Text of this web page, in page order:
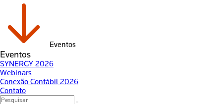
Eventos
Eventos
SYNERGY 2026
Webinars
Conexão Contábil 2026
Contato